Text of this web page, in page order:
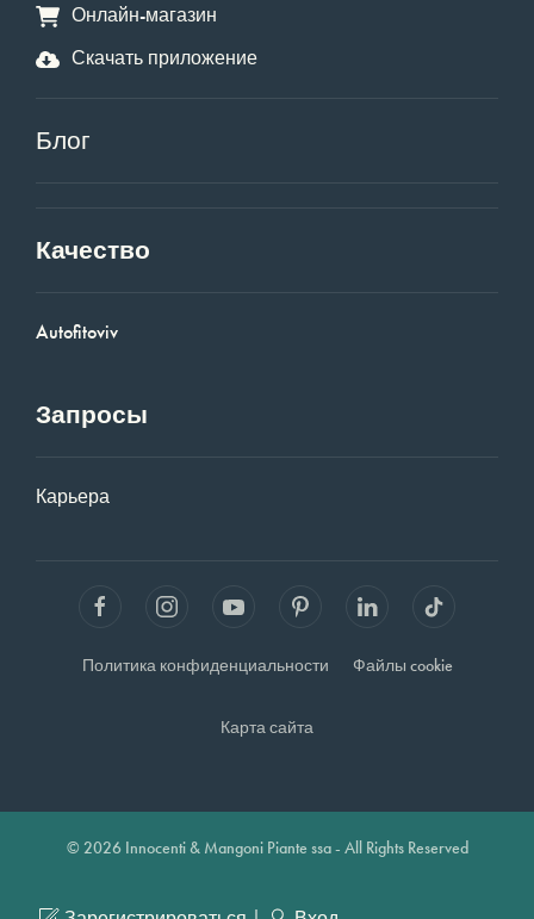
Онлайн-магазин
Скачать приложение
Блог
Качество
Autofitoviv
Запросы
Карьера
Политика конфиденциальности Файлы cookie
Карта сайта
© 2026 Innocenti & Mangoni Piante ssa - All Rights Reserved